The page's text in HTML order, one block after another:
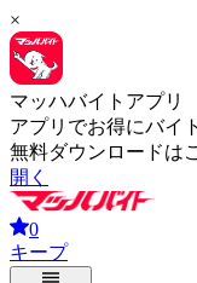
×
マッハバイトアプリ
アプリでお得にバイ
無料ダウンロードは
開く
0
キープ